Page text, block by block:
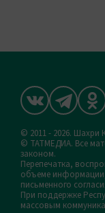
© 2011 - 2026. Шахри
© ТАТМЕДИА. Все
законом.
Перепечатка,
объеме
письменного
При поддержке
массовым